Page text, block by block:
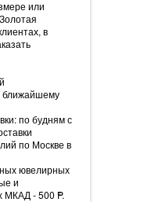
или
в
ближайшему
по будням с
по Москве в
ювелирных
и
МКАД - 500 =
P.